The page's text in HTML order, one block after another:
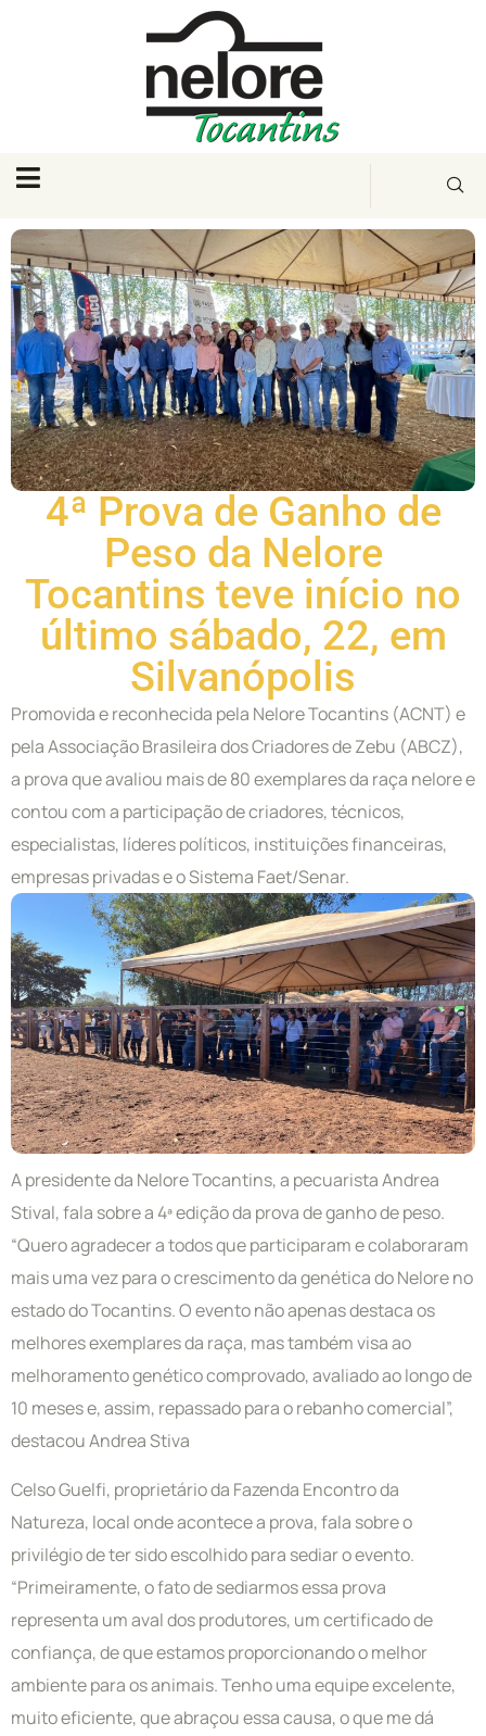
4ª Prova de Ganho de
Peso da Nelore
Tocantins teve início no
último sábado, 22, em
Silvanópolis
Promovida e reconhecida pela Nelore Tocantins (ACNT) e
pela Associação Brasileira dos Criadores de Zebu (ABCZ),
a prova que avaliou mais de 80 exemplares da raça nelore e
contou com a participação de criadores, técnicos,
especialistas, líderes políticos, instituições financeiras,
empresas privadas e o Sistema Faet/Senar.
A presidente da Nelore Tocantins, a pecuarista Andrea
Stival, fala sobre a 4ª edição da prova de ganho de peso.
“Quero agradecer a todos que participaram e colaboraram
mais uma vez para o crescimento da genética do Nelore no
estado do Tocantins. O evento não apenas destaca os
melhores exemplares da raça, mas também visa ao
melhoramento genético comprovado, avaliado ao longo de
10 meses e, assim, repassado para o rebanho comercial”,
destacou Andrea Stiva
Celso Guelfi, proprietário da Fazenda Encontro da
Natureza, local onde acontece a prova, fala sobre o
privilégio de ter sido escolhido para sediar o evento.
“Primeiramente, o fato de sediarmos essa prova
representa um aval dos produtores, um certificado de
confiança, de que estamos proporcionando o melhor
ambiente para os animais. Tenho uma equipe excelente,
muito eficiente, que abraçou essa causa, o que me dá